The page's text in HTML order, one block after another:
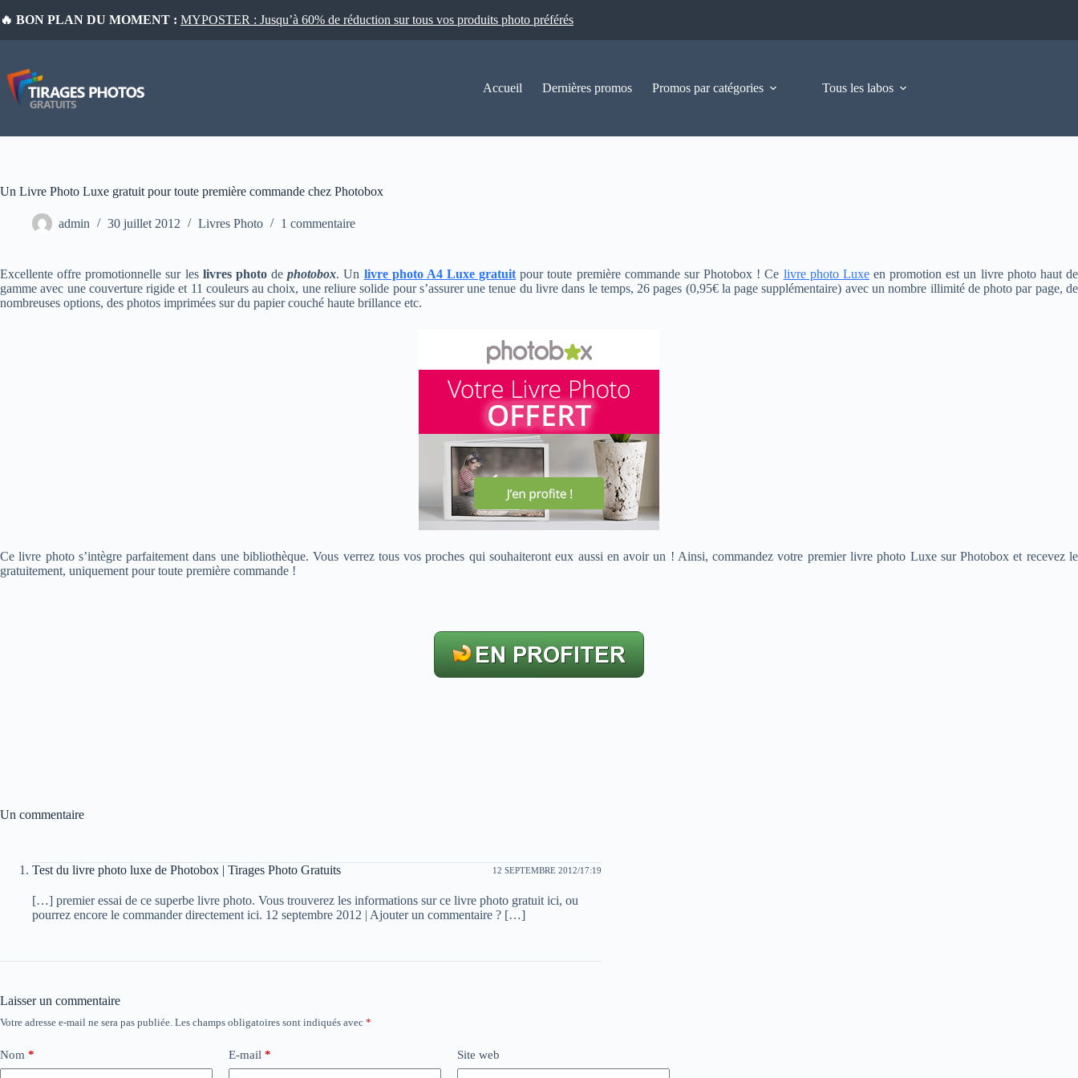
au
🔥 BON PLAN DU MOMENT : MYPOSTER : Jusqu’à 60% de réduction sur tous vos produits photo préférés
Accueil Dernières promos Promos par catégories Tous les labos
Un Livre Photo Luxe gratuit pour toute première commande chez Photobox
admin 30 juillet 2012 Livres Photo 1 commentaire
Excellente offre promotionnelle sur les livres photodephotobox. Un livre photo A4 Luxe gratuit pour toute première commande sur Photobox ! Ce livre photo Luxeen promotion est un livre photo haut de
gamme avec une couverture rigide et 11 couleurs au choix, une reliure solide pour s’assurer une tenue du livre dans le temps, 26 pages (0,95€ la page supplémentaire) avec un nombre illimité de photo par page, de
nombreuses options, des photos imprimées sur du papier couché haute brillance etc.
Ce livre photo s’intègre parfaitement dans une bibliothèque. Vous verrez tous vos proches qui souhaiteront eux aussi en avoir un ! Ainsi, commandez votre premier livre photo Luxe sur Photobox et recevez le
gratuitement, uniquement pour toute première commande !
Un commentaire
Test du livre photo luxe de Photobox | Tirages Photo Gratuits 12 SEPTEMBRE 2012/17:19
[…] premier essai de ce superbe livre photo. Vous trouverez les informations sur ce livre photo gratuit ici, ou
pourrez encore le commander directement ici. 12 septembre 2012 | Ajouter un commentaire ? […]
Laisser un commentaire
Votre adresse e-mail ne sera pas publiée. Les champs obligatoires sont indiqués avec *
Nom * E-mail * Site web